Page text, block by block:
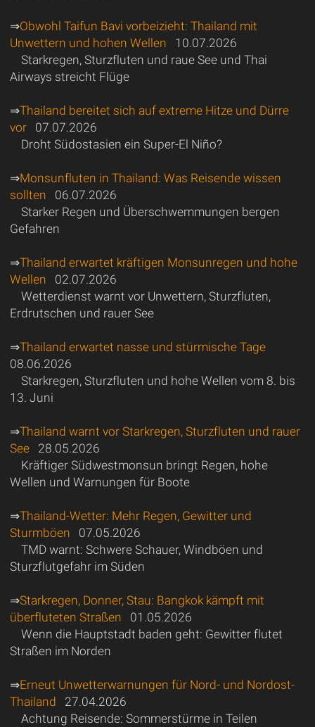
⇒Obwohl Taifun Bavi vorbeizieht: Thailand mit
Unwettern und hohen Wellen 10.07.2026
Starkregen, Sturzfluten und raue See und Thai
Airways streicht Flüge
⇒Thailand bereitet sich auf extreme Hitze und Dürre
vor07.07.2026
Droht Südostasien ein Super-El Niño?
⇒Monsunfluten in Thailand: Was Reisende wissen
sollten 06.07.2026
Starker Regen und Überschwemmungen bergen
Gefahren
⇒Thailand erwartet kräftigen Monsunregen und hohe
Wellen 02.07.2026
Wetterdienst warnt vor Unwettern, Sturzfluten,
Erdrutschen und rauer See
⇒Thailand erwartet nasse und stürmische Tage
08.06.2026
Starkregen, Sturzfluten und hohe Wellen vom 8. bis
13. Juni
⇒Thailand warnt vor Starkregen, Sturzfluten und rauer
See28.05.2026
Kräftiger Südwestmonsun bringt Regen, hohe
Wellen und Warnungen für Boote
⇒Thailand-Wetter: Mehr Regen, Gewitter und
Sturmböen 07.05.2026
TMD warnt: Schwere Schauer, Windböen und
Sturzflutgefahr im Süden
⇒Starkregen, Donner, Stau: Bangkok kämpft mit
überfluteten Straßen 01.05.2026
Wenn die Hauptstadt baden geht: Gewitter flutet
Straßen im Norden
⇒Erneut Unwetterwarnungen für Nord- und Nordost-
Thailand 27.04.2026
Achtung Reisende: Sommerstürme in Teilen